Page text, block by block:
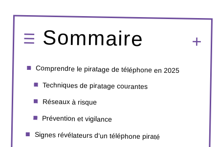
Sommaire
Comprendre le piratage de téléphone en 2025
Techniques de piratage courantes
Réseaux à risque
Prévention et vigilance
Signes révélateurs d’un téléphone piraté